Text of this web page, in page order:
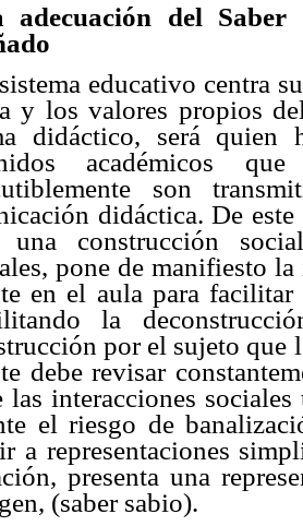
adecuación del
educativo centra
y los valores propios
didáctico, será
académicos
son
didáctica. De
una construcción
pone de manifiesto
en el aula para
la
por el sujeto que
debe revisar
las interacciones
el riesgo de
a representaciones
presenta una
(saber sabio).